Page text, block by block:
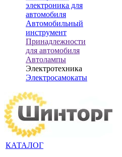
электроника для
автомобиля
Автомобильный
инструмент
Принадлежности
для автомобиля
Автолампы
Электротехника
Электросамокаты
КАТАЛОГ